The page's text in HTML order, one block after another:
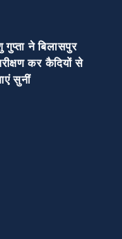
ने बिलासपुर
कर कैदियों से
सुनीं